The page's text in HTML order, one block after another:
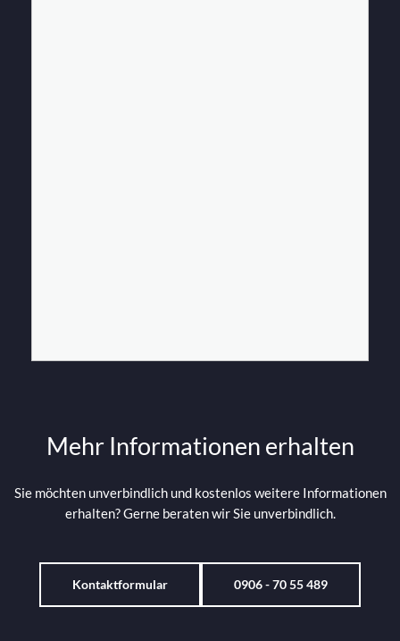
Mehr Informationen erhalten
Sie möchten unverbindlich und kostenlos weitere Informationen
erhalten? Gerne beraten wir Sie unverbindlich.
Kontaktformular 0906 - 70 55 489